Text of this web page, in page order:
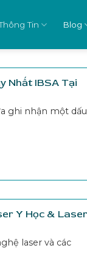
Tin Blog
Nhất IBSA Tại
ghi nhận một dấu
Y Học & Laser
laser và các